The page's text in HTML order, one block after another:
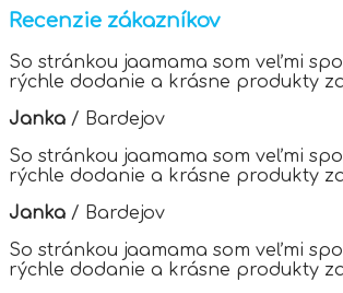
variants.
The
options
may
be
chosen
on
the
product
page
Recenzie zákazníkov
So stránkou jaamama som veľmi
rýchle dodanie a krásne produkty
Janka / Bardejov
So stránkou jaamama som veľmi
rýchle dodanie a krásne produkty
Janka / Bardejov
So stránkou jaamama som veľmi
rýchle dodanie a krásne produkty